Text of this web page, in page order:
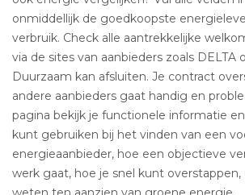
onmiddellijk de goedkoopste
verbruik. Check alle aantrekkelijke
via de sites van aanbieders zoals DELTA
Duurzaam kan afsluiten. Je contract
andere aanbieders gaat handig en
pagina bekijk je functionele informatie
kunt gebruiken bij het vinden van een
energieaanbieder, hoe een objectieve
werk gaat, hoe je snel kunt